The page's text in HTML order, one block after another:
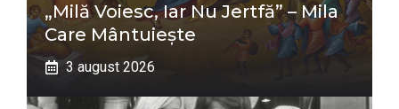
„Milă Voiesc, Iar Nu Jertfă” – Mila
Care Mântuiește
3 august 2026